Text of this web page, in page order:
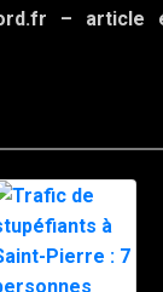
– article